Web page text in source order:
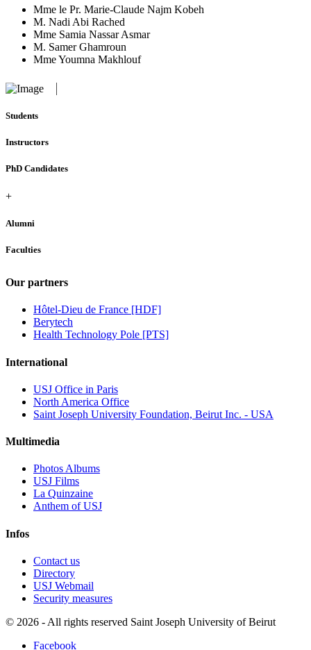
Mme le Pr. Marie-Claude Najm Kobeh
M. Nadi Abi Rached
Mme Samia Nassar Asmar
M. Samer Ghamroun
Mme Youmna Makhlouf
Students
Instructors
PhD Candidates
+
Alumni
Faculties
Our partners
Hôtel-Dieu de France [HDF]
Berytech
Health Technology Pole [PTS]
International
USJ Office in Paris
North America Office
Saint Joseph University Foundation, Beirut Inc. - USA
Multimedia
Photos Albums
USJ Films
La Quinzaine
Anthem of USJ
Infos
Contact us
Directory
USJ Webmail
Security measures
© 2026 - All rights reserved Saint Joseph University of Beirut
Facebook